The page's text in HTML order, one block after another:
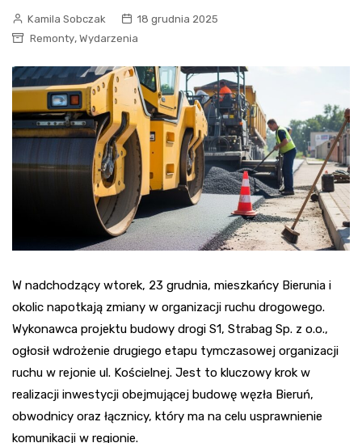
Kamila Sobczak
18 grudnia 2025
Remonty, Wydarzenia
W nadchodzący wtorek, 23 grudnia, mieszkańcy Bierunia i
okolic napotkają zmiany w organizacji ruchu drogowego.
Wykonawca projektu budowy drogi S1, Strabag Sp. z o.o.,
ogłosił wdrożenie drugiego etapu tymczasowej organizacji
ruchu w rejonie ul. Kościelnej. Jest to kluczowy krok w
realizacji inwestycji obejmującej budowę węzła Bieruń,
obwodnicy oraz łącznicy, który ma na celu usprawnienie
komunikacji w regionie.